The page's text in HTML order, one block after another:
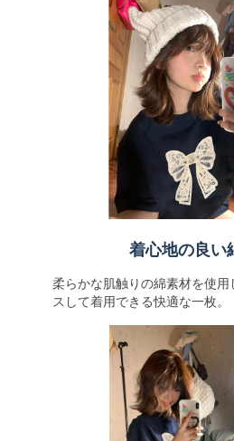
着心地の良い
柔らかな肌触りの綿素材を使用
スして着用できる快適な一枚。